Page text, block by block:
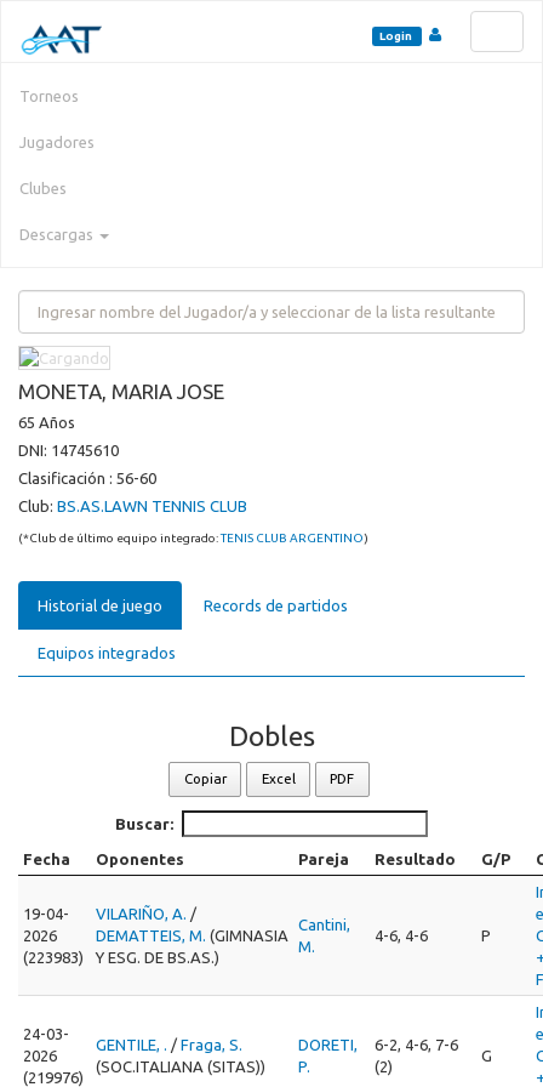
Torneos
Jugadores
Clubes
Descargas
Login
MONETA, MARIA JOSE
65 Años
DNI: 14745610
Clasificación : 56-60
Club: BS.AS.LAWN TENNIS CLUB
(*Club de último equipo integrado:TENIS CLUB ARGENTINO)
Historial de juego Records de partidos
Equipos integrados
Dobles
Copiar Excel PDF
Buscar:
Fecha Oponentes Pareja Resultado G/P
19-04-
2026
(223983)
VILARIÑO, A. /
DEMATTEIS, M. (GIMNASIA
Y ESG. DE BS.AS.)
Cantini,
M.
4-6, 4-6 P
24-03-
2026
(219976)
GENTILE, . / Fraga, S.
(SOC.ITALIANA (SITAS))
DORETI,
P.
6-2, 4-6, 7-6
(2)
G